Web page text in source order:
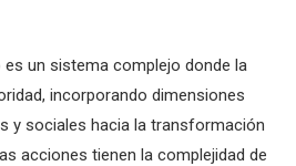
un sistema complejo donde la
incorporando dimensiones
y sociales hacia la transformación
acciones tienen la complejidad de